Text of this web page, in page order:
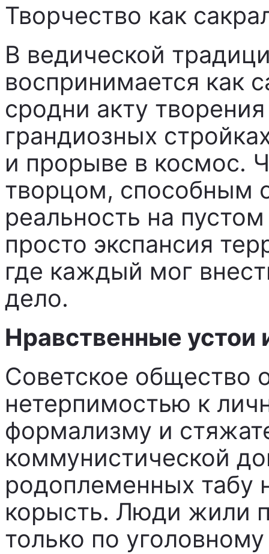
Творчество как
В ведической
воспринимается как
сродни акту
грандиозных
и прорыве в космос.
творцом, способным
реальность на
просто экспансия
где каждый мог
дело.
Нравственные устои
Советское общество
нетерпимостью к
формализму и
коммунистической
родоплеменных табу
корысть. Люди жили
только по